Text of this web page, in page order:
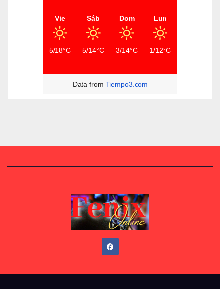
Vie
5/18°C
Sáb
5/14°C
Dom
3/14°C
Lun
1/12°C
Data from Tiempo3.com